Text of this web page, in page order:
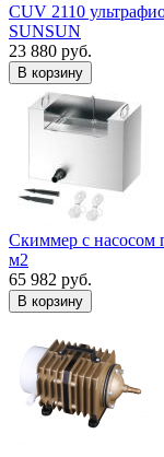
CUV 2110
SUNSUN
23 880 руб.
В корзину
Скиммер с насосом
м2
65 982 руб.
В корзину